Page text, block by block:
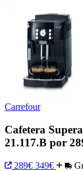
Carrefour
Cafetera
21.117.B por
289€ 349€